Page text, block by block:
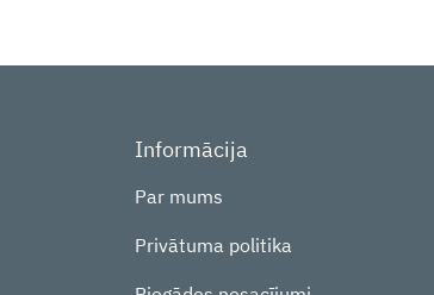
Informācija
Par mums
Privātuma politika